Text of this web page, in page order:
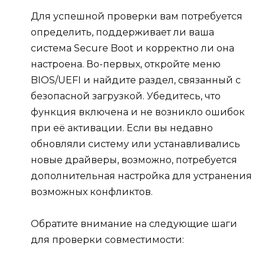
Для успешной проверки вам потребуется
определить, поддерживает ли ваша
система Secure Boot и корректно ли она
настроена. Во-первых, откройте меню
BIOS/UEFI и найдите раздел, связанный с
безопасной загрузкой. Убедитесь, что
функция включена и не возникло ошибок
при её активации. Если вы недавно
обновляли систему или устанавливались
новые драйверы, возможно, потребуется
дополнительная настройка для устранения
возможных конфликтов.
Обратите внимание на следующие шаги
для проверки совместимости: